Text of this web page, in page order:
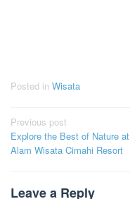
Posted in Wisata
Post
navigation
Previous post
Explore the Best of Nature at
Alam Wisata Cimahi Resort
Leave a Reply